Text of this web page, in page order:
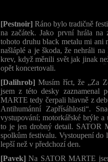
[Pestnoir] Ráno bylo tradičně
na začátek. Jako první hrála na
tohoto druhu black metalu mi ani
našláplé a je škoda, že nehráli
krev, když měnili svět jak jinak
opět koncertovali.
[Dalihrob] Musím říct, že „Za
jsem z této desky zaznamenal
MARTE tedy čerpali hlavně z
Antihumánní Zapřísáhlosti“.
vystupování; motorkářské brýle
to je jen drobný detail. SATOR
spolkům festivalu. Vystoupení
lepší než v předchozí den.
[Pavek] Na SATOR MARTE